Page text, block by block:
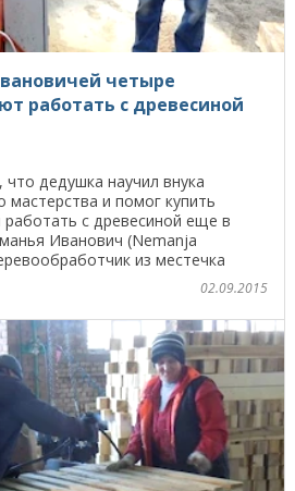
четыре
работать с древесиной
что дедушка научил внука
мастерства и помог купить
с древесиной еще в
Иванович (Nemanja
из местечка
02.09.2015